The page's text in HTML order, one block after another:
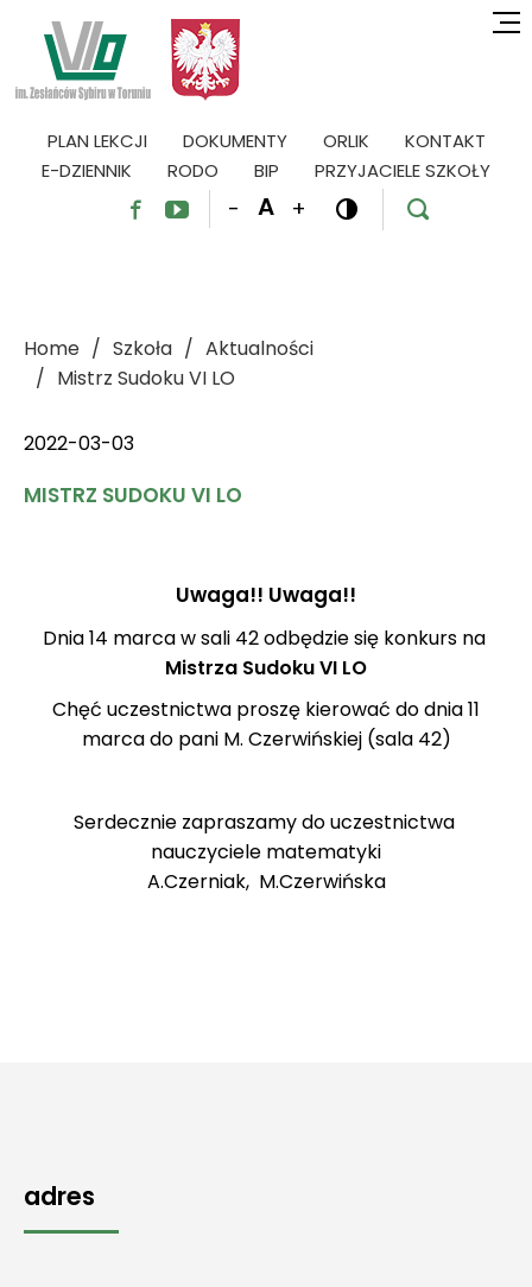
PLAN LEKCJI DOKUMENTY ORLIK
KONTAKT
E-DZIENNIK
RODO BIP PRZYJACIELE SZKOŁY
  - A +  
Home Szkoła
Aktualności
Mistrz Sudoku VI LO
2022-03-03
MISTRZ SUDOKU VI LO
Uwaga!! Uwaga!!
Dnia 14 marca w sali 42 odbędzie się konkurs na
Mistrza Sudoku VI LO
Chęć uczestnictwa proszę kierować do dnia 11
marca do pani M. Czerwińskiej (sala 42)
Serdecznie zapraszamy do uczestnictwa
nauczyciele matematyki
A.Czerniak, M.Czerwińska
adres